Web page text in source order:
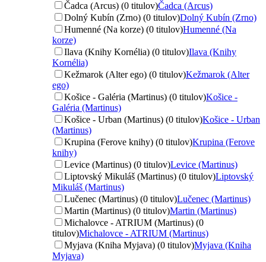
Čadca (Arcus) (0 titulov)Čadca (Arcus)
Dolný Kubín (Zrno) (0 titulov)Dolný Kubín (Zrno)
Humenné (Na korze) (0 titulov)Humenné (Na
korze)
Ilava (Knihy Kornélia) (0 titulov)Ilava (Knihy
Kornélia)
Kežmarok (Alter ego) (0 titulov)Kežmarok (Alter
ego)
Košice - Galéria (Martinus) (0 titulov)Košice -
Galéria (Martinus)
Košice - Urban (Martinus) (0 titulov)Košice - Urban
(Martinus)
Krupina (Ferove knihy) (0 titulov)Krupina (Ferove
knihy)
Levice (Martinus) (0 titulov)Levice (Martinus)
Liptovský Mikuláš (Martinus) (0 titulov)Liptovský
Mikuláš (Martinus)
Lučenec (Martinus) (0 titulov)Lučenec (Martinus)
Martin (Martinus) (0 titulov)Martin (Martinus)
Michalovce - ATRIUM (Martinus) (0
titulov)Michalovce - ATRIUM (Martinus)
Myjava (Kniha Myjava) (0 titulov)Myjava (Kniha
Myjava)